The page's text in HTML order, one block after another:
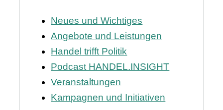
Neues und Wichtiges
Angebote und Leistungen
Handel trifft Politik
Podcast HANDEL.INSIGHT
Veranstaltungen
Kampagnen und Initiativen